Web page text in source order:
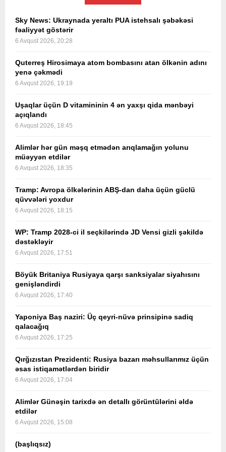
Sky News: Ukraynada yeraltı PUA istehsalı şəbəkəsi
fəaliyyət göstərir
6 Avqust 2026, 20:28
Quterreş Hirosimaya atom bombasını atan ölkənin adını
yenə çəkmədi
6 Avqust 2026, 19:19
Uşaqlar üçün D vitamininin 4 ən yaxşı qida mənbəyi
açıqlandı
6 Avqust 2026, 18:45
Alimlər hər gün məşq etmədən arıqlamağın yolunu
müəyyən etdilər
6 Avqust 2026, 18:35
Tramp: Avropa ölkələrinin ABŞ-dan daha üçün güclü
qüvvələri yoxdur
6 Avqust 2026, 18:15
WP: Tramp 2028-ci il seçkilərində JD Vensi gizli şəkildə
dəstəkləyir
6 Avqust 2026, 17:51
Böyük Britaniya Rusiyaya qarşı sanksiyalar siyahısını
genişləndirdi
6 Avqust 2026, 17:40
Yaponiya Baş naziri: Üç qeyri-nüvə prinsipinə sadiq
qalacağıq
6 Avqust 2026, 17:25
Qırğızıstan Prezidenti: Rusiya bazarı məhsullarımız üçün
əsas istiqamətlərdən biridir
6 Avqust 2026, 17:04
Alimlər Günəşin tarixdə ən detallı görüntülərini əldə
etdilər
6 Avqust 2026, 15:08
(başlıqsız)